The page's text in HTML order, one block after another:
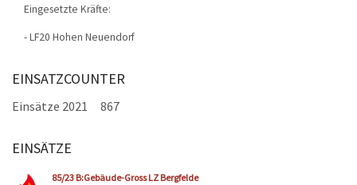
Eingesetzte Kräfte:
- LF20 Hohen Neuendorf
EINSATZCOUNTER
Einsätze 2021 867
EINSÄTZE
85/23 B:Gebäude-Gross LZ Bergfelde
Seiten